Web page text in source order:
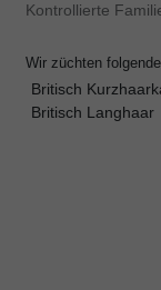
Kontrollierte
Wir züchten
Britisch
Britisch Langhaar